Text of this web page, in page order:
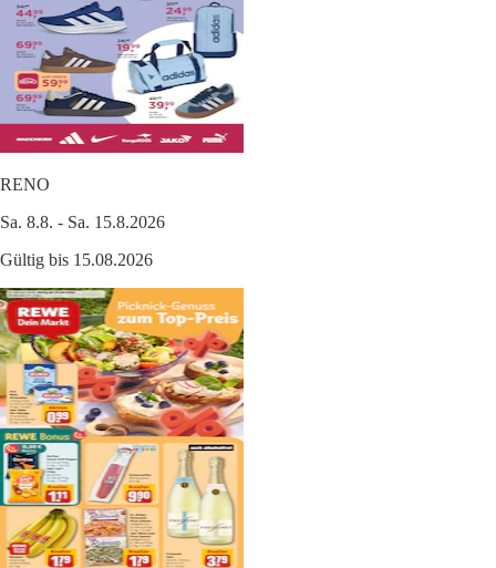
RENO
Sa. 8.8. - Sa. 15.8.2026
Gültig bis 15.08.2026